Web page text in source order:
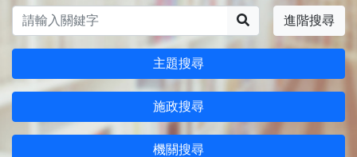
進階搜尋
主題搜尋
施政搜尋
機關搜尋